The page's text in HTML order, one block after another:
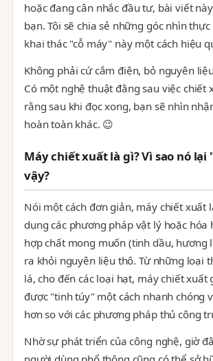
hoặc đang cân nhắc đầu tư, bài viết
bạn. Tôi sẽ chia sẻ những góc nhìn
khai thác "cỗ máy" này một cách hiệu
Không phải cứ cắm điện, bỏ nguyên
Có một nghệ thuật đằng sau việc chiết
rằng sau khi đọc xong, bạn sẽ nhìn
hoàn toàn khác. 😉
Máy chiết xuất là gì? Vì sao nó
vậy?
Nói một cách đơn giản, máy chiết xuất
dụng các phương pháp vật lý hoặc hóa
hợp chất mong muốn (tinh dầu, hương
ra khỏi nguyên liệu thô. Từ những loại
lá, cho đến các loại hạt, máy chiết xuất
được "tinh túy" một cách nhanh chóng
hơn so với các phương pháp thủ công
Nhờ sự phát triển của công nghệ, giờ